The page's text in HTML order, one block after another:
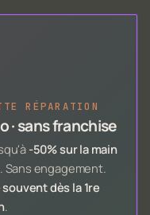
RÉPARATION
· sans franchise
-50% sur la main
Sans engagement.
dès la 1re
.